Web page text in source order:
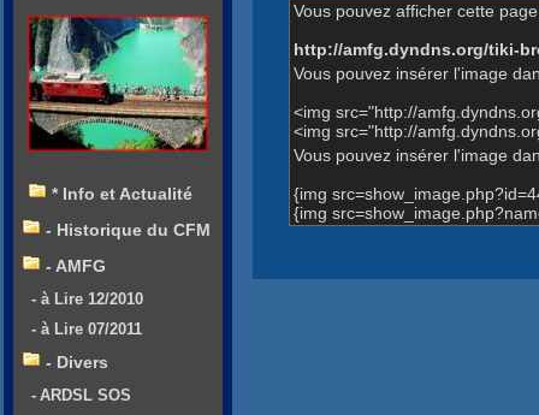
Vous pouvez afficher cette
http://amfg.dyndns.org/tiki-
Vous pouvez insérer l'image
<img src="http://
<img src="http://
Vous pouvez insérer l'image
{img
{img
* Info et Actualité
- Historique du CFM
- AMFG
- à Lire 12/2010
- à Lire 07/2011
- Divers
- ARDSL SOS